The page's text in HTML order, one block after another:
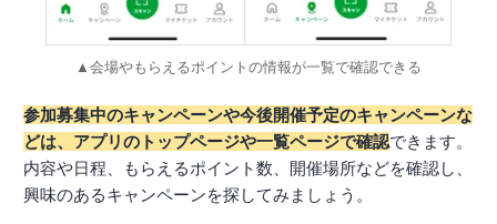
▲会場やもらえるポイントの情報が一覧で確認できる
参加募集中のキャンペーンや今後開催予定のキャンペーンな
どは、アプリのトップページや一覧ページで確認できます。
内容や日程、もらえるポイント数、開催場所などを確認し、
興味のあるキャンペーンを探してみましょう。